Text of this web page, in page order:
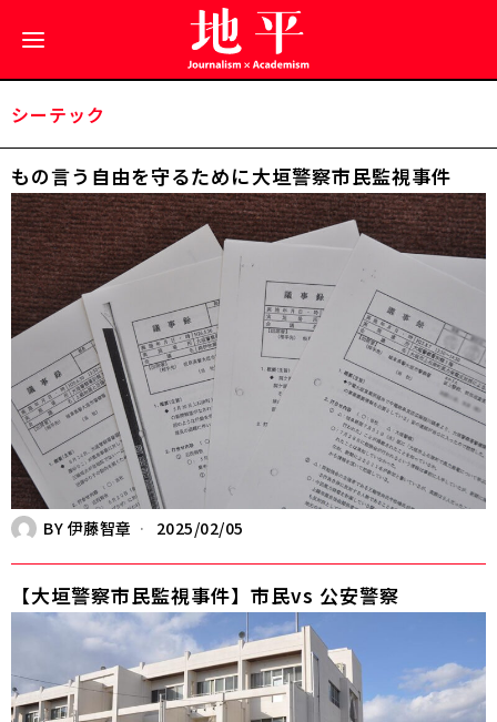
シーテック
もの言う自由を守るために――大垣警察市民監視事件
BY 伊藤智章 2025/02/05
【大垣警察市民監視事件】市民vs 公安警察